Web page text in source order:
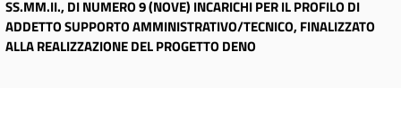
SS.MM.II., DI NUMERO 9 (NOVE) INCARICHI PER IL PROFILO DI
ADDETTO SUPPORTO AMMINISTRATIVO/TECNICO, FINALIZZATO
ALLA REALIZZAZIONE DEL PROGETTO DENO